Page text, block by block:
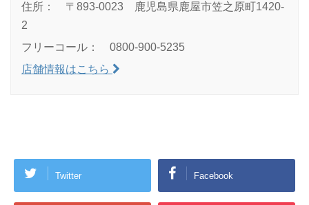
住所： 〒893-0023 鹿児島県鹿屋市笠之原町1420-
2
フリーコール： 0800-900-5235
店舗情報はこちら
Twitter Facebook